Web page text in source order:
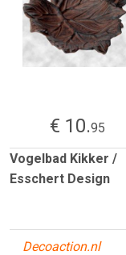
€ 10.95
Vogelbad Kikker /
Esschert Design
Decoaction.nl